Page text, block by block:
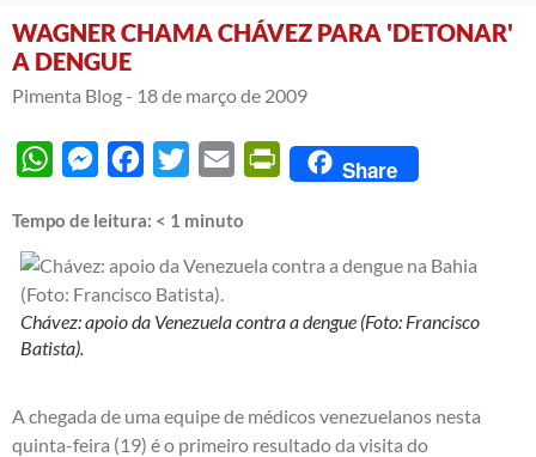
WAGNER CHAMA CHÁVEZ PARA 'DETONAR'
A DENGUE
Pimenta Blog - 18 de março de 2009
WhatsAppMessengerFacebook
Twitter Email PrintFriendly
Share
Tempo de leitura: < 1 minuto
Chávez: apoio da Venezuela contra a dengue (Foto: Francisco
Batista).
A chegada de uma equipe de médicos venezuelanos nesta
quinta-feira (19) é o primeiro resultado da visita do